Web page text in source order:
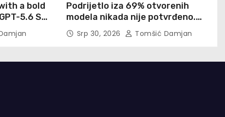
a bold
5.6 Sol
Podrijetlo iza 69% otvorenih
modela nikada nije potvrđeno.
Cisco je upravo uzeo gotovo 900
otisaka prstiju besplatno
Srp 30, 2026 Tomšić Damjan